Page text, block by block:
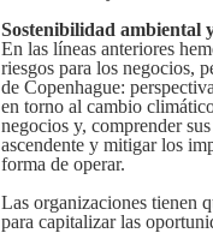
Sostenibilidad ambiental
En las líneas anteriores
riesgos para los negocios,
de Copenhague:
en torno al cambio
negocios y, comprender
ascendente y mitigar los
forma de operar.
Las organizaciones tienen
para capitalizar las